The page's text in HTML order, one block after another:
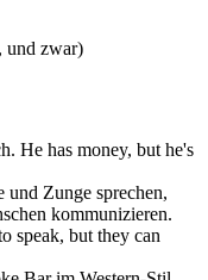
und zwar)
He has money, but he's
Zunge sprechen,
kommunizieren.
speak, but they can